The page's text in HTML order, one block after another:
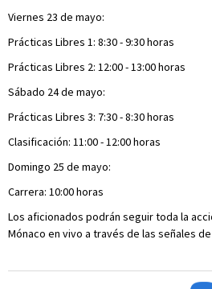
Viernes 23 de mayo:
Prácticas Libres 1: 8:30 - 9:30 horas
Prácticas Libres 2: 12:00 - 13:00 horas
Sábado 24 de mayo:
Prácticas Libres 3: 7:30 - 8:30 horas
Clasificación: 11:00 - 12:00 horas
Domingo 25 de mayo:
Carrera: 10:00 horas
Los aficionados podrán seguir toda la
Mónaco en vivo a través de las señales